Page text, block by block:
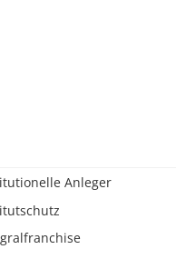
Anleger